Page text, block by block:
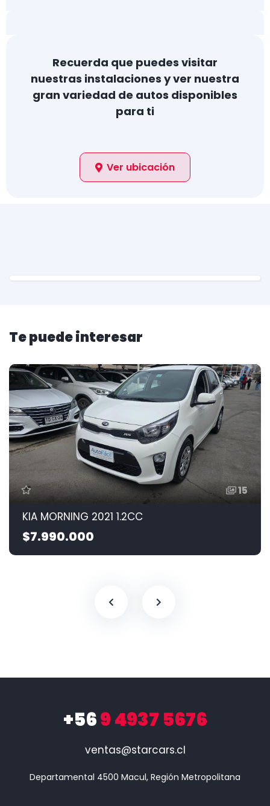
Recuerda que puedes visitar
nuestras instalaciones y ver nuestra
gran variedad de autos disponibles
para ti
Ver ubicación
Te puede interesar
15
KIA MORNING 2021 1.2CC
$7.990.000
+569 4937 5676
ventas@starcars.cl